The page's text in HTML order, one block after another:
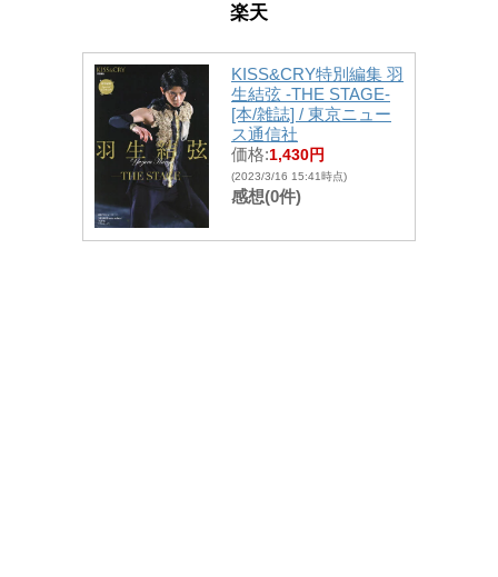
楽天
KISS&CRY特別編集 羽
生結弦 -THE STAGE-
[本/雑誌] / 東京ニュー
ス通信社
価格:1,430円
(2023/3/16 15:41時点)
感想(0件)